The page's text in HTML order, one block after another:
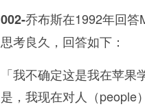
002-乔布斯在1992年回
思考良久，回答如下：
「我不确定这是我在苹
是，我现在对人（people